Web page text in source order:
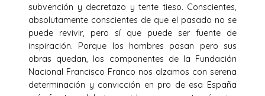
subvención y decretazo y tente tieso. Conscientes,
absolutamente conscientes de que el pasado no se
puede revivir, pero sí que puede ser fuente de
inspiración. Porque los hombres pasan pero sus
obras quedan, los componentes de la Fundación
Nacional Francisco Franco nos alzamos con serena
determinación y convicción en pro de esa España